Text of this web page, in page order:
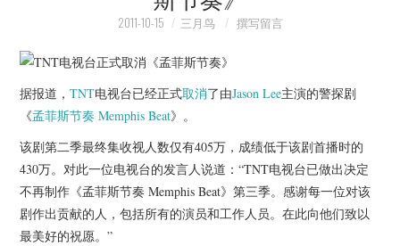
海报剧照
脱口秀
杂七杂八
美剧英剧
2011-10-15 三月鸟 撰写留言
据报道，TNT电视台已经正式取消了由Jason Lee主演的警探剧
《孟菲斯节奏 Memphis Beat》。
该剧第二季最终集收视人数仅有405万，成绩低于该剧首播时的
430万。对此一位电视台的发言人说道：“TNT电视台已做出决定
不再制作《孟菲斯节奏 Memphis Beat》第三季。感谢每一位对该
剧作出贡献的人，包括所有的演员和工作人员。在此向他们致以
最美好的祝愿。”